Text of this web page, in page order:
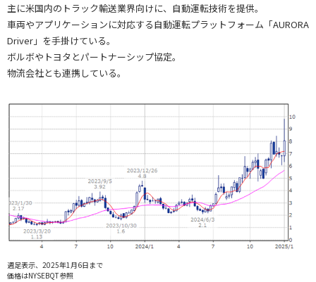
主に米国内のトラック輸送業界向けに、自動運転技術を提供。
車両やアプリケーションに対応する自動運転プラットフォーム「AURORA
Driver」を手掛けている。
ボルボやトヨタとパートナーシップ協定。
物流会社とも連携している。
週足表示、2025年1月6日まで
価格はNYSEBQT参照